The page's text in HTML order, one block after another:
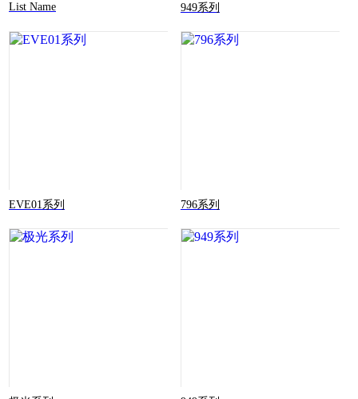
List Name 949系列
EVE01系列 796系列